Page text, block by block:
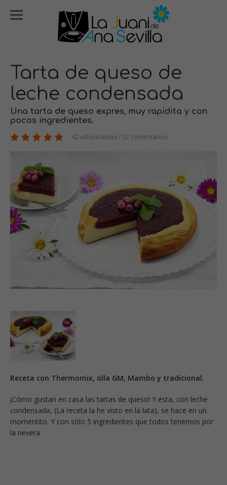
Tarta de queso de
leche condensada
Una tarta de queso expres, muy rapidita y con
pocos ingredientes.
42 valoraciones / 22 comentarios
Receta con Thermomix, olla GM, Mambo y tradicional.
¡Cómo gustan en casa las tartas de queso! Y ésta, con leche
condensada, (La receta la he visto en la lata), se hace en un
momentito. Y con sólo 5 ingredientes que todos tenemos por
la nevera.